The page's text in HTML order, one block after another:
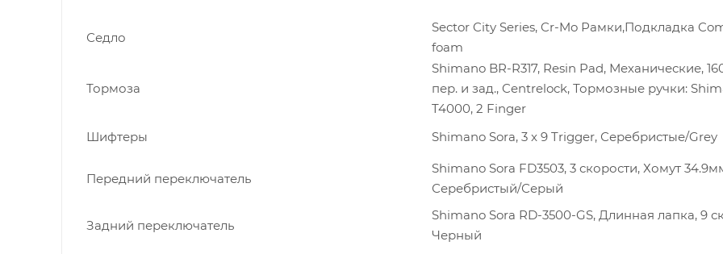
Седло
Sector City Series, Cr-Mo Рамки,Подкладка
foam
Тормоза
Shimano BR-R317, Resin Pad, Механические,
пер. и зад., Centrelock, Тормозные ручки:
T4000, 2 Finger
Шифтеры
Shimano Sora, 3 x 9 Trigger, Серебристые/Grey
Передний переключатель
Shimano Sora FD3503, 3 скорости, Хомут
Серебристый/Серый
Задний переключатель
Shimano Sora RD-3500-GS, Длинная лапка, 9
Черный